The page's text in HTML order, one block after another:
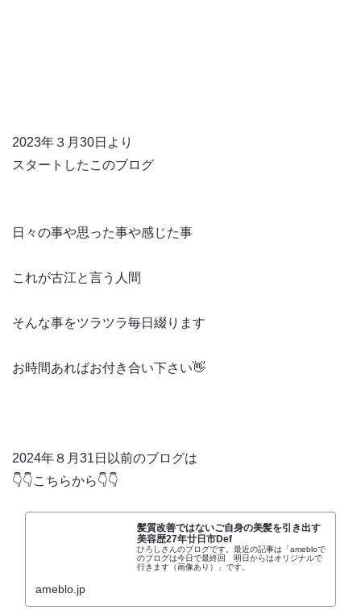
2023年３月30日より
スタートしたこのブログ
日々の事や思った事や感じた事
これが古江と言う人間
そんな事をツラツラ毎日綴ります
お時間あればお付き合い下さい👋
2024年８月31日以前のブログは
👇👇こちらから👇👇
髪質改善ではないご自身の美髪を引き出す
美容歴27年廿日市Def
ひろしさんのブログです。最近の記事は「amebloで
のブログは今日で最終回 明日からはオリジナルで
行きます（画像あり）」です。
ameblo.jp